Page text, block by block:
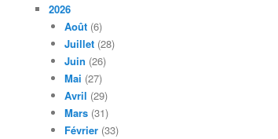
2026
Août (6)
Juillet (28)
Juin (26)
Mai (27)
Avril (29)
Mars (31)
Février (33)